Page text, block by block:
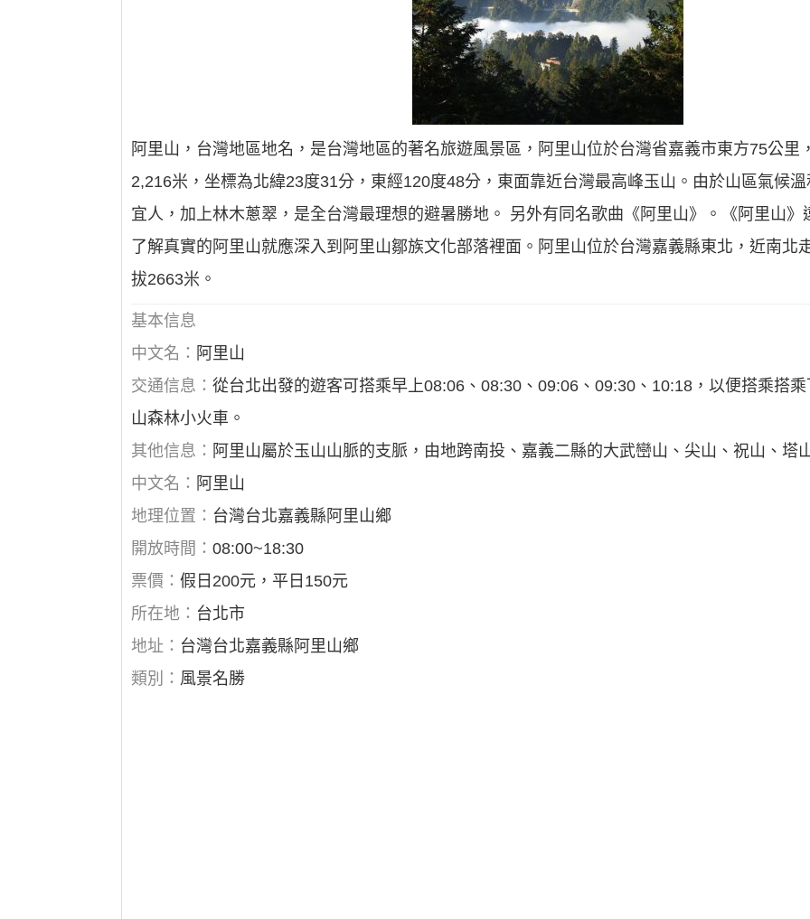
阿里山，台灣地區地名，是台灣地區的著名旅遊風景區，阿里山位於台灣省嘉義市東方75公里
2,216米，坐標為北緯23度31分，東經120度48分，東面靠近台灣最高峰玉山。由於山區氣候
宜人，加上林木蔥翠，是全台灣最理想的避暑勝地。 另外有同名歌曲《阿里山》。《阿里山》
了解真實的阿里山就應深入到阿里山鄒族文化部落裡面。阿里山位於台灣嘉義縣東北，近南北
拔2663米。
基本信息
中文名： 阿里山
交通信息：從台北出發的遊客可搭乘早上08:06、08:30、09:06、09:30、10:18，以便搭乘搭
山森林小火車。
其他信息： 阿里山屬於玉山山脈的支脈，由地跨南投、嘉義二縣的大武巒山、尖山、祝山、塔
中文名： 阿里山
地理位置： 台灣台北嘉義縣阿里山鄉
開放時間：08:00~18:30
票價：假日200元，平日150元
所在地： 台北市
地址： 台灣台北嘉義縣阿里山鄉
類別： 風景名勝